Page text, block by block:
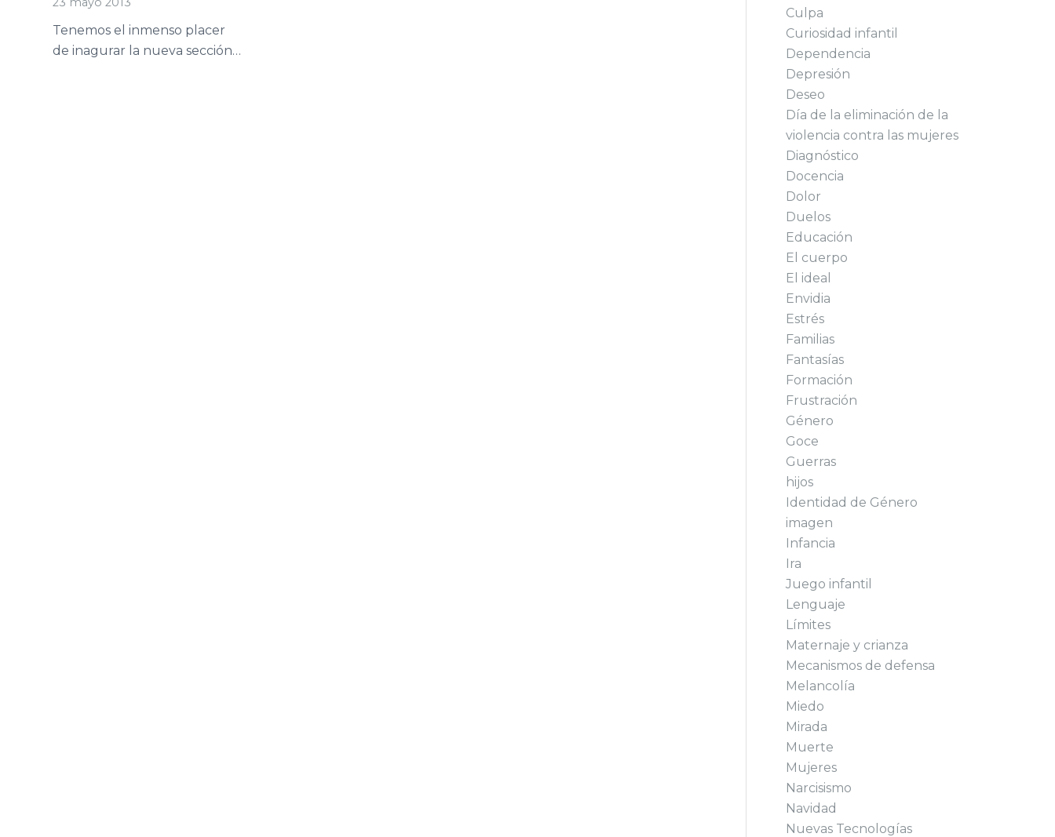
Tenemos el inmenso placer
de inagurar la nueva sección…
Culpa
Curiosidad infantil
Dependencia
Depresión
Deseo
Día de la eliminación de la
violencia contra las mujeres
Diagnóstico
Docencia
Dolor
Duelos
Educación
El cuerpo
El ideal
Envidia
Estrés
Familias
Fantasías
Formación
Frustración
Género
Goce
Guerras
hijos
Identidad de Género
imagen
Infancia
Ira
Juego infantil
Lenguaje
Límites
Maternaje y crianza
Mecanismos de defensa
Melancolía
Miedo
Mirada
Muerte
Mujeres
Narcisismo
Navidad
Nuevas Tecnologías